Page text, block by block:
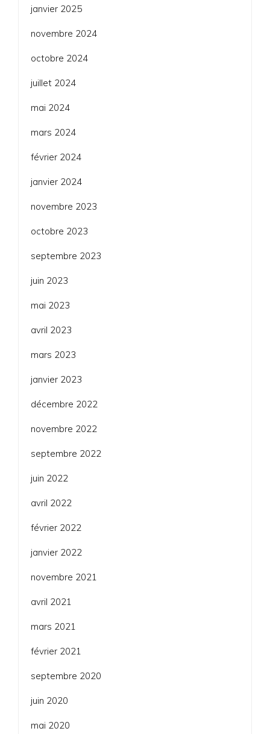
janvier 2025
novembre 2024
octobre 2024
juillet 2024
mai 2024
mars 2024
février 2024
janvier 2024
novembre 2023
octobre 2023
septembre 2023
juin 2023
mai 2023
avril 2023
mars 2023
janvier 2023
décembre 2022
novembre 2022
septembre 2022
juin 2022
avril 2022
février 2022
janvier 2022
novembre 2021
avril 2021
mars 2021
février 2021
septembre 2020
juin 2020
mai 2020